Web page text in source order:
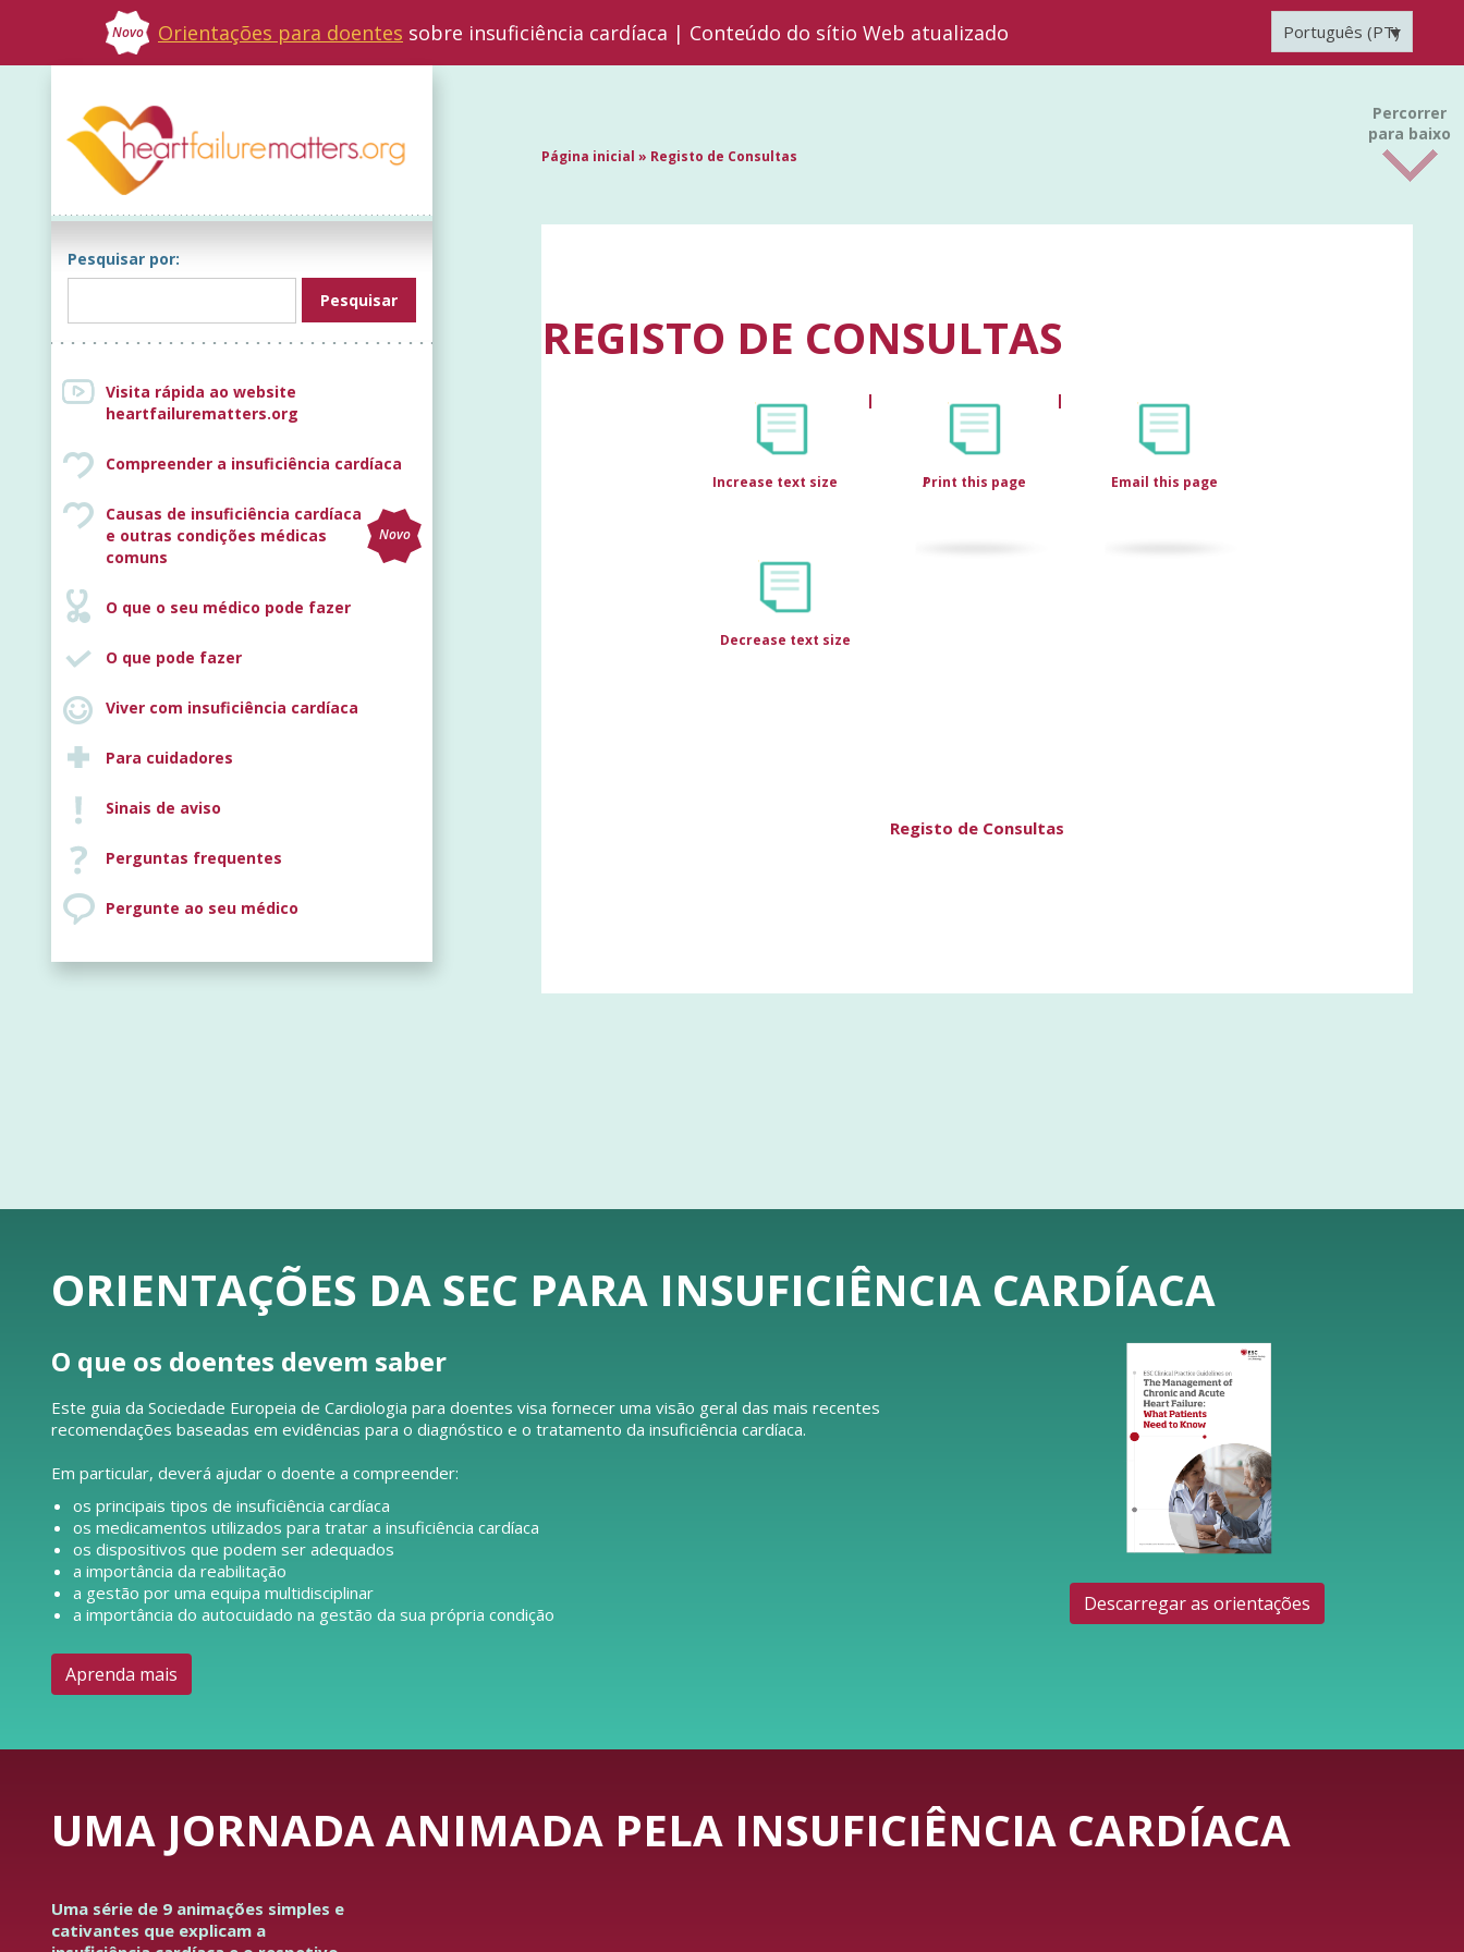
Novo Orientações para doentes sobre insuficiência cardíaca | Conteúdo do sítio Web atualizado Português (PT)
Pesquisar por:
Visita rápida ao website
heartfailurematters.org
Compreender a insuficiência cardíaca
Causas de insuficiência cardíaca
e outras condições médicas
comuns
Novo
O que o seu médico pode fazer
O que pode fazer
Viver com insuficiência cardíaca
Para cuidadores
Sinais de aviso
Perguntas frequentes
Pergunte ao seu médico
Página inicial » Registo de Consultas
REGISTO DE CONSULTAS
Increase text size
Decrease text size
Print this page Email this page
Registo de Consultas
ORIENTAÇÕES DA SEC PARA INSUFICIÊNCIA CARDÍACA
O que os doentes devem saber
Este guia da Sociedade Europeia de Cardiologia para doentes visa fornecer uma visão geral das mais recentes
recomendações baseadas em evidências para o diagnóstico e o tratamento da insuficiência cardíaca.
Em particular, deverá ajudar o doente a compreender:
os principais tipos de insuficiência cardíaca
os medicamentos utilizados para tratar a insuficiência cardíaca
os dispositivos que podem ser adequados
a importância da reabilitação
a gestão por uma equipa multidisciplinar
a importância do autocuidado na gestão da sua própria condição
Aprenda mais
Descarregar as orientações
UMA JORNADA ANIMADA PELA INSUFICIÊNCIA CARDÍACA
Uma série de 9 animações simples e
cativantes que explicam a
Percorrer
para baixo